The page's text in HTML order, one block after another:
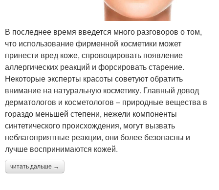
В последнее время введется много разговоров о том,
что использование фирменной косметики может
принести вред коже, спровоцировать появление
аллергических реакций и форсировать старение.
Некоторые эксперты красоты советуют обратить
внимание на натуральную косметику. Главный довод
дерматологов и косметологов – природные вещества в
гораздо меньшей степени, нежели компоненты
синтетического происхождения, могут вызвать
неблагоприятные реакции, они более безопасны и
лучше воспринимаются кожей.
читать дальше →